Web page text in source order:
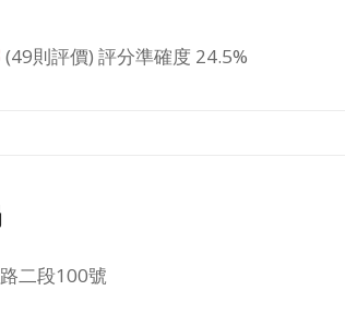
(49則評價) 評分準確度 24.5%
二段100號